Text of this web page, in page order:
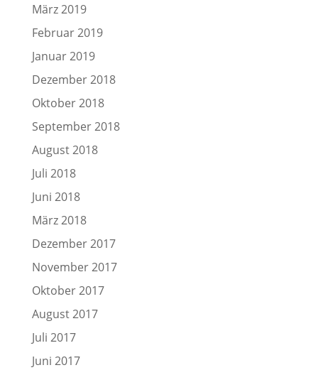
März 2019
Februar 2019
Januar 2019
Dezember 2018
Oktober 2018
September 2018
August 2018
Juli 2018
Juni 2018
März 2018
Dezember 2017
November 2017
Oktober 2017
August 2017
Juli 2017
Juni 2017